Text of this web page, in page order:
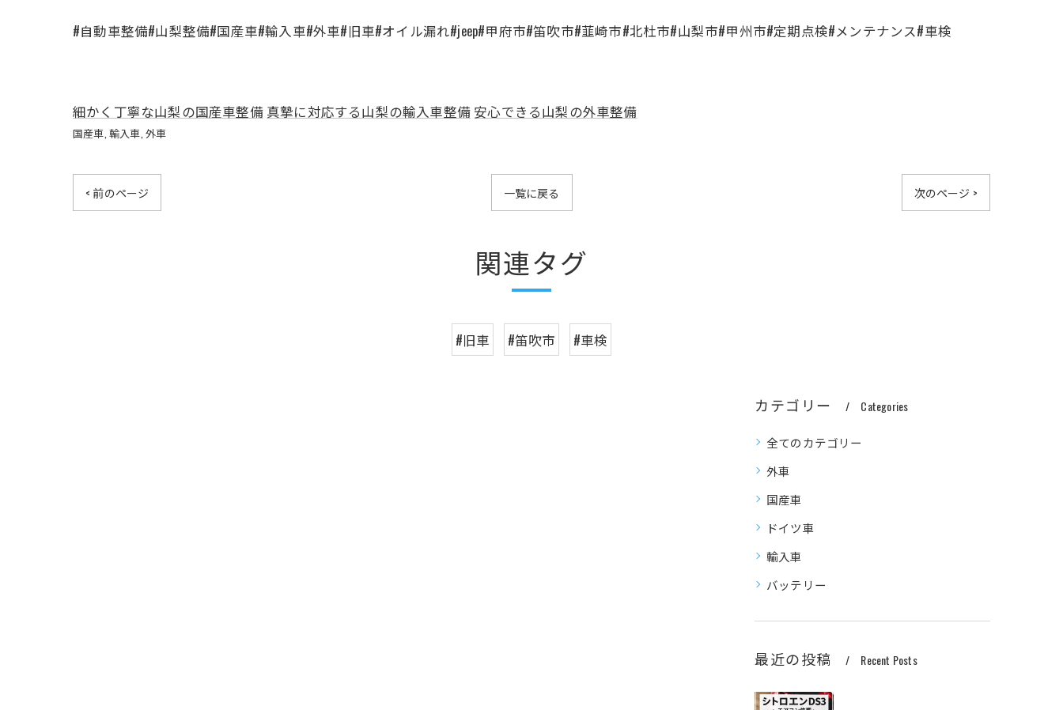
#自動車整備#山梨整備#国産車#輸入車#外車#旧車#オイル漏れ#jeep#甲府市#笛吹市#韮崎市#北杜市#山梨市#甲州市#定期点検#メンテナンス#車検
細かく丁寧な山梨の国産車整備 真摯に対応する山梨の輸入車整備 安心できる山梨の外車整備
国産車 輸入車 外車
< 前のページ 一覧に戻る 次のページ >
関連タグ
#旧車 #笛吹市 #車検
カテゴリー Categories
全てのカテゴリー
外車
国産車
ドイツ車
輸入車
バッテリー
最近の投稿 Recent Posts